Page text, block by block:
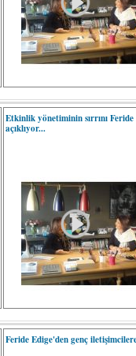
Etkinlik yönetiminin sırrını Feride
açıklıyor...
Feride Edige'den genç